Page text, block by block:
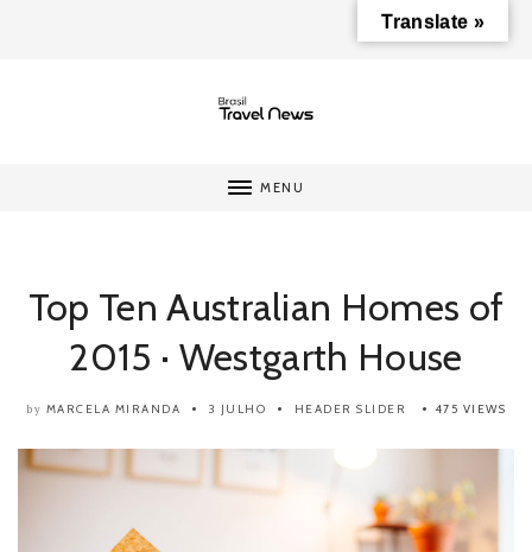
MENU
Top Ten Australian Homes of
2015 · Westgarth House
by MARCELA MIRANDA 3 JULHO HEADER SLIDER 475 VIEWS
Translate »